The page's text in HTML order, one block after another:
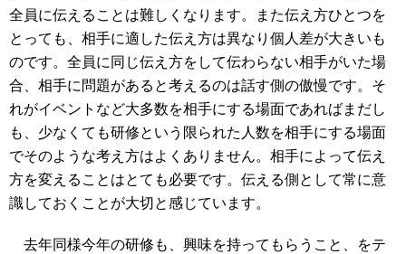
全員に伝えることは難しくなります。また伝え方ひとつを
とっても、相手に適した伝え方は異なり個人差が大きいも
のです。全員に同じ伝え方をして伝わらない相手がいた場
合、相手に問題があると考えるのは話す側の傲慢です。そ
れがイベントなど大多数を相手にする場面であればまだし
も、少なくても研修という限られた人数を相手にする場面
でそのような考え方はよくありません。相手によって伝え
方を変えることはとても必要です。伝える側として常に意
識しておくことが大切と感じています。
去年同様今年の研修も、興味を持ってもらうこと、をテ